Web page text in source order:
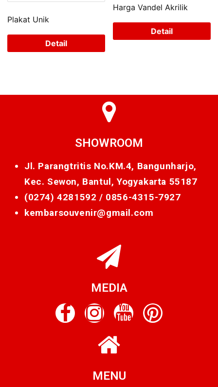
Plakat Unik
Detail
Harga Vandel Akrilik
Detail
SHOWROOM
Jl. Parangtritis No.KM.4, Bangunharjo,
Kec. Sewon, Bantul, Yogyakarta 55187
(0274) 4281592 / 0856-4315-7927
kembarsouvenir@gmail.com
MEDIA
MENU